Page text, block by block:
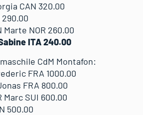
CAN 320.00
290.00
Marte NOR 260.00
Sabine ITA 240.00
CdM Montafon:
FRA 1000.00
FRA 800.00
Marc SUI 600.00
500.00